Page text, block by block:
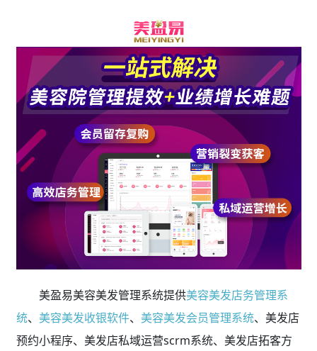
美盈易美容美发管理系统提供美容美发店务管理系
统、 美容美发收银软件、 美容美发会员管理系统、美发店
预约小程序、美发店私域运营scrm系统、美发店拓客方